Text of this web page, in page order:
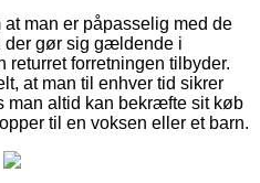
man er påpasselig med de
der gør sig gældende i
returret forretningen tilbyder.
at man til enhver tid sikrer
altid kan bekræfte sit køb
til en voksen eller et barn.